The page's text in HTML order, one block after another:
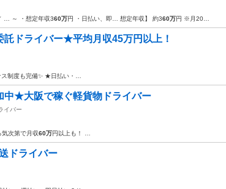
… ～ ・想定年収360万円 ・日払い、即… 想定年収】 約360万円 ※月20…
託ドライバー★平均月収45万円以上！
ス制度も完備✨ ★日払い・…
中★大阪で稼ぐ軽貨物ドライバー
イバー
次第で月収60万円以上も！ …
ドライバー